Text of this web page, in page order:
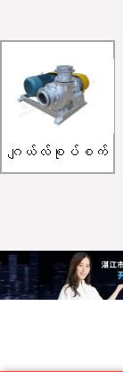
ဂျယ်လ်စုပ်စက်